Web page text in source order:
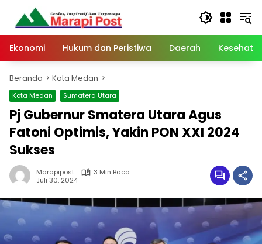
Langsung
konten
Ekonomi
Hukum dan Peristiwa Daerah
Beranda Kota Medan
Kota Medan Sumatera Utara
Pj Gubernur Smatera Utara Agus
Fatoni Optimis, Yakin PON XXI 2024
Sukses
Marapipost
3 Min Baca
Juli 30, 2024